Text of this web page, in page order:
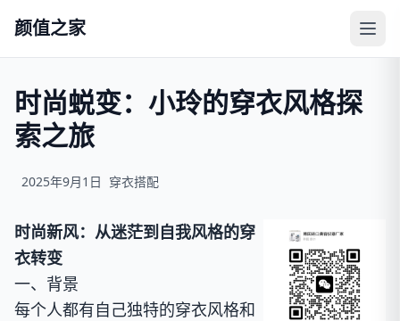
颜值之家
时尚蜕变：小玲的穿衣风格探
索之旅
2025年9月1日 穿衣搭配
时尚新风：从迷茫到自我风格的穿
衣转变
一、背景
每个人都有自己独特的穿衣风格和